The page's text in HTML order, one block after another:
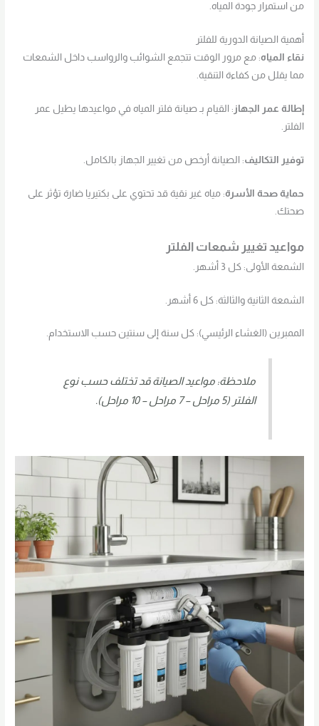
من استمرار جودة المياه.
أهمية الصيانة الدورية للفلتر
نقاء المياه: مع مرور الوقت تتجمع الشوائب والرواسب داخل الشمعات
مما يقلل من كفاءة التنقية.
إطالة عمر الجهاز : القيام بـ صيانة فلتر المياه في مواعيدها يطيل عمر
الفلتر.
توفير التكاليف: الصيانة أرخص من تغيير الجهاز بالكامل.
حماية صحة الأسرة: مياه غير نقية قد تحتوي على بكتيريا ضارة تؤثر على
صحتك.
مواعيد تغيير شمعات الفلتر
الشمعة الأولى: كل 3 أشهر.
الشمعة الثانية والثالثة: كل 6 أشهر.
الممبرين (الغشاء الرئيسي): كل سنة إلى سنتين حسب الاستخدام.
ملاحظة: مواعيد الصيانة قد تختلف حسب نوع
الفلتر (5 مراحل – 7 مراحل – 10 مراحل).